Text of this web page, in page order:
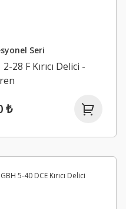
Seri
28 F Kırıcı Delici -
₺